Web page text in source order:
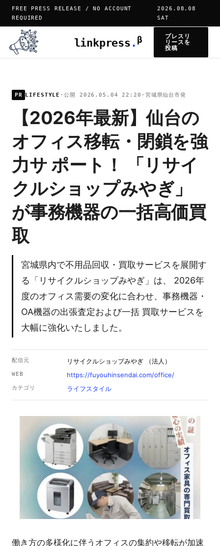
FREE PRESS RELEASE / NO ACCOUNT
REQUIRED
2026.08.08
SAT
linkpress . β
プレスリ
リースを
投稿
PR LIFESTYLE ·公開 2026.05.04 22:20 · 宮城県仙台市発
【2026年最新】仙台の
オフィス移転・閉鎖を強
力サ ポート！ 「リサイ
クルショップみやぎ」
が事務機器の一括高価買
取
宮城県内で不用品回収・買取サービスを展開す
る「リサイクルショップみやぎ」は、 2026年
度のオフィス需要の変化に合わせ、事務機器・
OA機器の出張査定および一括 買取サービスを
大幅に強化いたしました。
配信元 リサイクルショップみやぎ （法人）
WEB https://fuyouhinsendai.com/office/
カテゴリ ライフスタイル
働き方の多様化に伴うオフィスの集約や移転が加速